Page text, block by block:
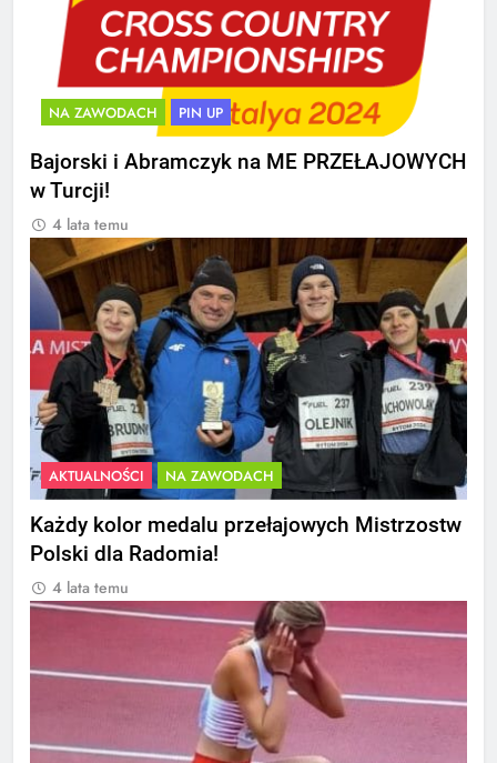
NA ZAWODACH PIN UP
Bajorski i Abramczyk na ME PRZEŁAJOWYCH
w Turcji!
4 lata temu
AKTUALNOŚCI NA ZAWODACH
Każdy kolor medalu przełajowych Mistrzostw
Polski dla Radomia!
4 lata temu